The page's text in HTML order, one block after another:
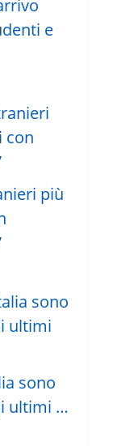
e
più
sono
ultimi …